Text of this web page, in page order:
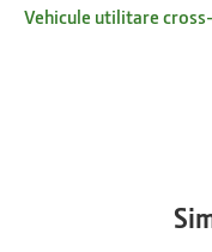
Vehicule utilitare